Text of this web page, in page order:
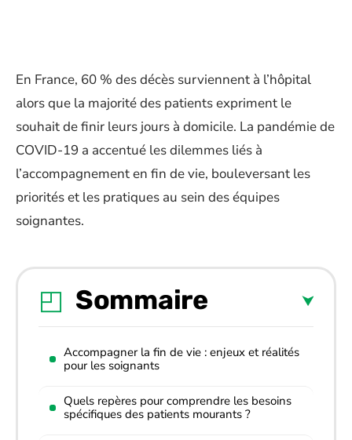
En France, 60 % des décès surviennent à l’hôpital
alors que la majorité des patients expriment le
souhait de finir leurs jours à domicile. La pandémie de
COVID-19 a accentué les dilemmes liés à
l’accompagnement en fin de vie, bouleversant les
priorités et les pratiques au sein des équipes
soignantes.
Sommaire
Accompagner la fin de vie : enjeux et réalités
pour les soignants
Quels repères pour comprendre les besoins
spécifiques des patients mourants ?